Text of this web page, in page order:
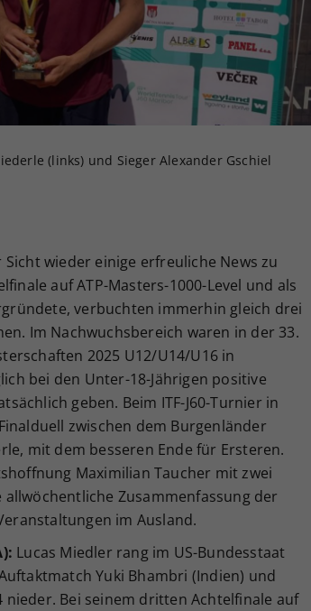
(links) und Sieger Alexander Gschiel
wieder einige erfreuliche News zu
auf ATP-Masters-1000-Level und als
verbuchten immerhin gleich drei
Im Nachwuchsbereich waren in der 33.
2025 U12/U14/U16 in
bei den Unter-18-Jährigen positive
geben. Beim ITF-J60-Turnier in
zwischen dem Burgenländer
mit dem besseren Ende für Ersteren.
Maximilian Taucher mit zwei
Zusammenfassung der
im Ausland.
Lucas Miedler rang im US-Bundesstaat
Yuki Bhambri (Indien) und
nieder. Bei seinem dritten Achtelfinale auf
Ihrer vorgenommen Einstellungen, falls der
Webseiten-Betreiber dies eingestellt hat.